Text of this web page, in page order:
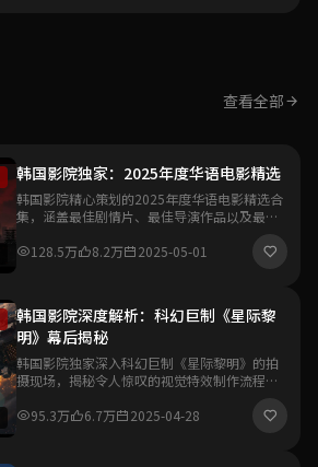
查看全部
韩国影院独家：2025年度华语电影精选
韩国影院精心策划的2025年度华语电影精选合
集，涵盖最佳剧情片、最佳导演作品以及最具
最新风向与创作趋势。
128.5万 8.2万 2025-05-01
韩国影院深度解析：科幻巨制《星际黎
明》幕后揭秘
韩国影院独家深入科幻巨制《星际黎明》的拍
摄现场，揭秘令人惊叹的视觉特效制作流程与
化的全新里程碑。
95.3万 6.7万 2025-04-28